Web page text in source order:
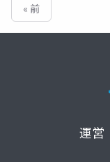
« 前
運営